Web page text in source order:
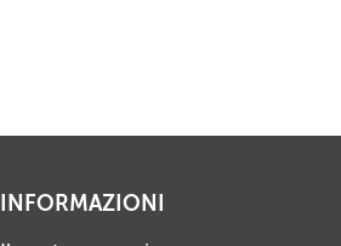
INFORMAZIONI